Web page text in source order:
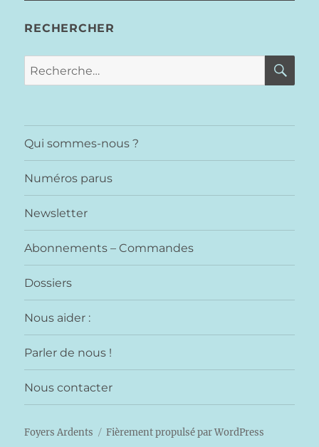
RECHERCHER
Recherche
pour :
Qui sommes-nous ?
Numéros parus
Newsletter
Abonnements – Commandes
Dossiers
Nous aider :
Parler de nous !
Nous contacter
Foyers Ardents Fièrement propulsé par WordPress